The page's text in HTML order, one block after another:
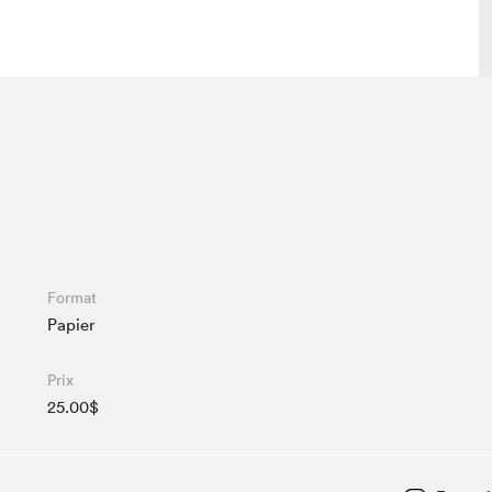
Format
Papier
Prix
25.00$